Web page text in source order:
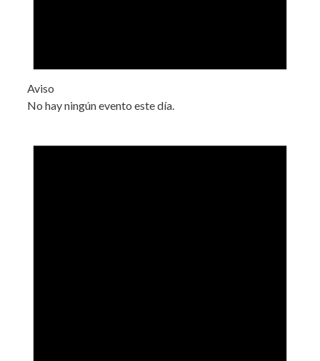
Aviso
No hay ningún evento este día.